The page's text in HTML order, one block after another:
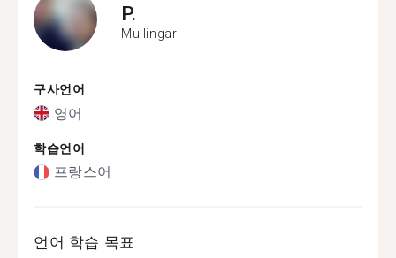
P.
Mullingar
구사언어
영어
학습언어
프랑스어
언어 학습 목표